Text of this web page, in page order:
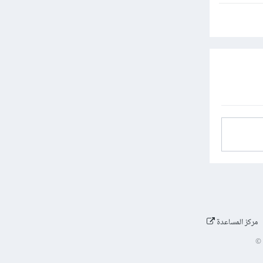
مركز المساعدة
©